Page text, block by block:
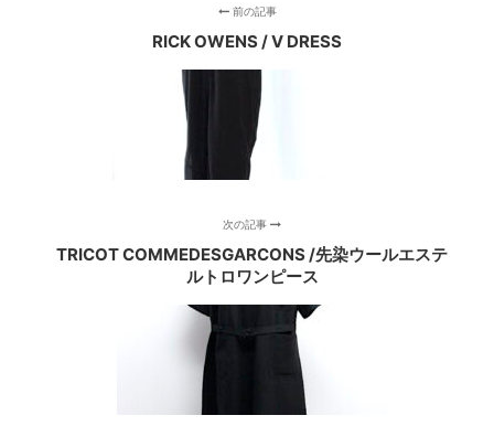
前の記事
RICK OWENS / V DRESS
次の記事
TRICOT COMMEDESGARCONS /先染ウールエステ
ルトロワンピース